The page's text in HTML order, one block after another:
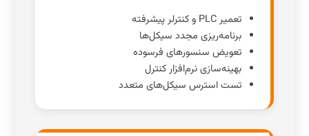
تعمیر PLC و کنترلر پیشرفته
برنامه‌ریزی مجدد سیکل‌ها
تعویض سنسورهای فرسوده
بهینه‌سازی نرم‌افزار کنترل
تست استرس سیکل‌های متعدد